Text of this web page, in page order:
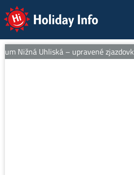
Holiday Info
Nižná Uhliská – upravené